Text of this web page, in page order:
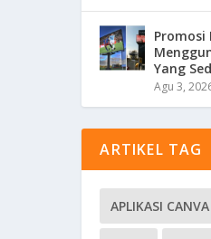
Promosi
Yang
Agu 3,
ARTIKEL TAG
APLIKASI CANVA